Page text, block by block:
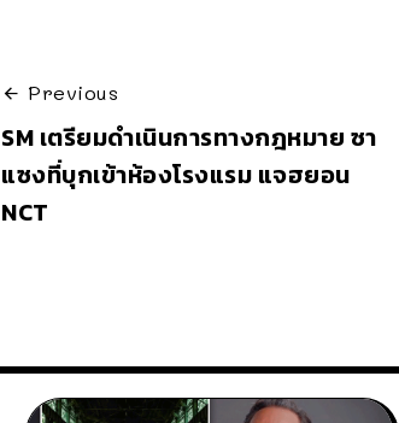
Previous
SM เตรียมดำเนินการทางกฎหมาย ซา
แซงที่บุกเข้าห้องโรงแรม แจฮยอน
NCT